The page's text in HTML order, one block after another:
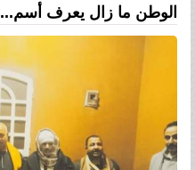
الوطن ما زال يعرف أسم...